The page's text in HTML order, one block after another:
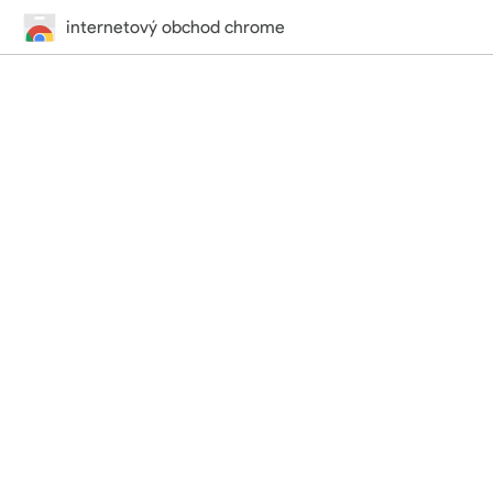
internetový obchod chrome